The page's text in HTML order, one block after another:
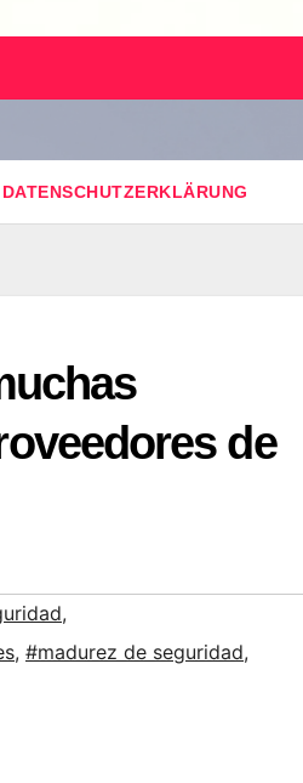
DATENSCHUTZERKLÄRUNG
de
,
, #madurez de seguridad,